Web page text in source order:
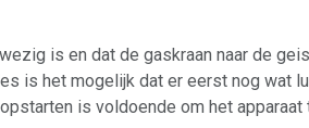
is en dat de gaskraan naar de
is het mogelijk dat er eerst nog wat
is voldoende om het apparaat